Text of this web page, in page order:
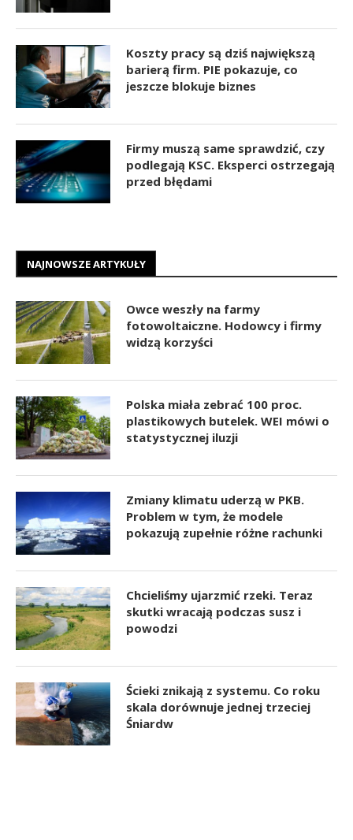
Koszty pracy są dziś największą
barierą firm. PIE pokazuje, co
jeszcze blokuje biznes
Firmy muszą same sprawdzić, czy
podlegają KSC. Eksperci ostrzegają
przed błędami
NAJNOWSZE ARTYKUŁY
Owce weszły na farmy
fotowoltaiczne. Hodowcy i firmy
widzą korzyści
Polska miała zebrać 100 proc.
plastikowych butelek. WEI mówi o
statystycznej iluzji
Zmiany klimatu uderzą w PKB.
Problem w tym, że modele
pokazują zupełnie różne rachunki
Chcieliśmy ujarzmić rzeki. Teraz
skutki wracają podczas susz i
powodzi
Ścieki znikają z systemu. Co roku
skala dorównuje jednej trzeciej
Śniardw